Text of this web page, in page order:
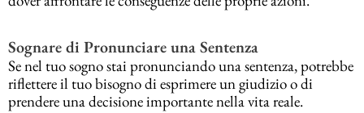
Sognare di Pronunciare una Sentenza
Se nel tuo sogno stai pronunciando una sentenza, potrebbe
riflettere il tuo bisogno di esprimere un giudizio o di
prendere una decisione importante nella vita reale.